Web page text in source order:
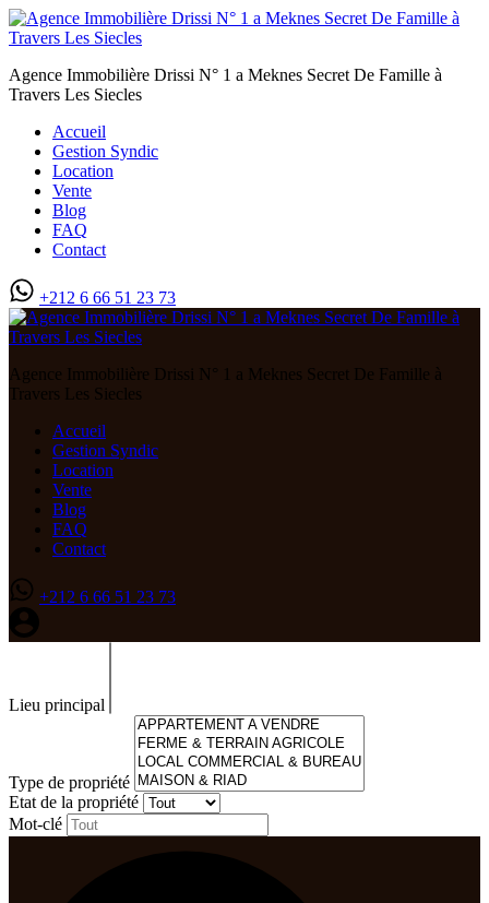
Agence Immobilière Drissi N° 1 a Meknes Secret De Famille à
Travers Les Siecles
Accueil
Gestion Syndic
Location
Vente
Blog
FAQ
Contact
+212 6 66 51 23 73
Agence Immobilière Drissi N° 1 a Meknes Secret De Famille à
Travers Les Siecles
Accueil
Gestion Syndic
Location
Vente
Blog
FAQ
Contact
+212 6 66 51 23 73
Lieu principal
Type de propriété
Etat de la propriété
Mot-clé